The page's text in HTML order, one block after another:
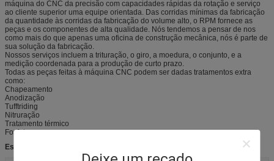
máquina do CNC da precisão com capacidades rápidas da rotação e serviço
ao cliente superior uma equipe orientada. Das corridas mínimas da fabricação
da quantidade às corridas da fabricação do volume alto, o RPM fornece as
peças e os componentes de alta qualidade. Nós tendemos a pensar de nos
como mais do que apenas uma oficina de construção mecânica, nós é parte de
sua solução da fabricação.
Nossos serviços incluem a trituração, o giro, a moedura, o conjunto, e a
medição coordenada para a produção de curto prazo.
Todas as peças feitas à máquina CNC podem ser dadas tratamentos extra
como:
Chapeamento
Anodização
Tufftriding
Nitruração
Tratamento térmico
Fosfatar
Especificações: